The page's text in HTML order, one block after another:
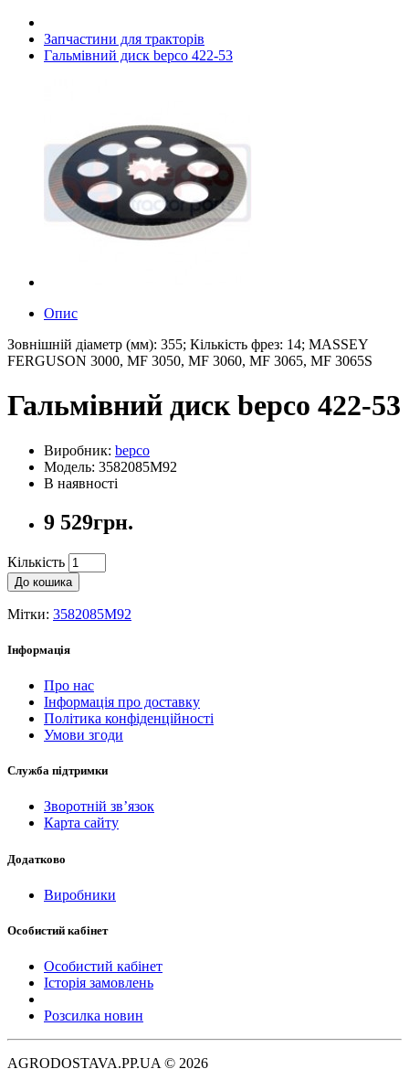
Запчастини для тракторів
Гальмівний диск bepco 422-53
Опис
Зовнішній діаметр (мм): 355; Кількість фрез: 14; MASSEY
FERGUSON 3000, MF 3050, MF 3060, MF 3065, MF 3065S
Гальмівний диск bepco 422-53
Виробник: bepco
Модель: 3582085M92
В наявності
9 529грн.
Кількість
До кошика
Мітки: 3582085M92
Інформація
Про нас
Інформація про доставку
Політика конфіденційності
Умови згоди
Служба підтримки
Зворотній зв’язок
Карта сайту
Додатково
Виробники
Особистий кабінет
Особистий кабінет
Історія замовлень
Розсилка новин
AGRODOSTAVA.PP.UA © 2026